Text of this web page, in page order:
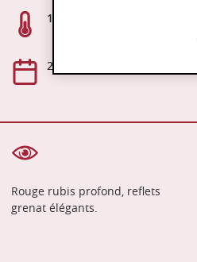
13,50%
2026 - 2032
Rouge rubis profond, reflets
grenat élégants.